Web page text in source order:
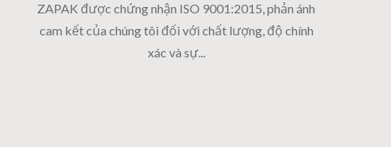
ZAPAK được chứng nhận ISO 9001:2015, phản ánh
cam kết của chúng tôi đối với chất lượng, độ chính
xác và sự...